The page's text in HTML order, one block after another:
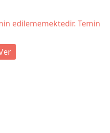
edilememektedir. Temin